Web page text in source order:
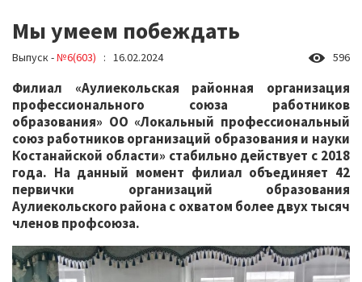
Мы умеем побеждать
Выпуск -№6(603) : 16.02.2024 596
Филиал «Аулиекольская районная организация
профессионального союза работников
образования» ОО «Локальный профессиональный
союз работников организаций образования и науки
Костанайской области» стабильно действует с 2018
года. На данный момент филиал объединяет 42
первички организаций образования
Аулиекольского района с охватом более двух тысяч
членов профсоюза.